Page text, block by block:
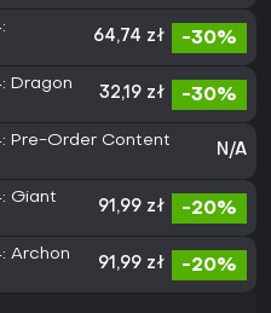
64,74 zł -30%
Dragon
32,19 zł -30%
Pre-Order Content
N/A
Giant
91,99 zł -20%
Archon
91,99 zł -20%